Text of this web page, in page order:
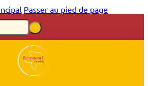
Passer au pied de page